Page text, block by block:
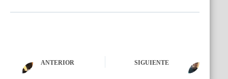
ANTERIOR SIGUIENTE